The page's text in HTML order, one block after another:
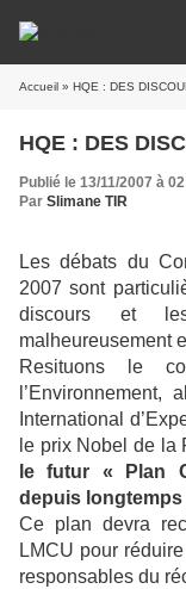
Accueil » HQE : DES
HQE : DES
Publié le 13/11/2007 à
Par Slimane TIR
Les débats du
2007 sont
discours et
malheureusement
Resituons le
International
le prix Nobel de la
le futur « Plan
depuis longtemps
Ce plan devra
LMCU pour
responsables du